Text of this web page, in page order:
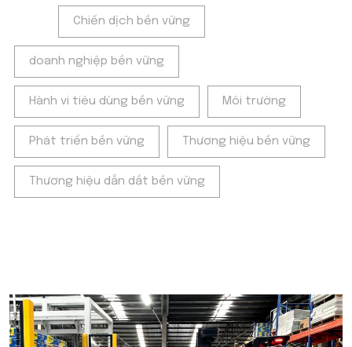
Chiến dịch bền vững
doanh nghiệp bền vững
Hành vi tiêu dùng bền vững Môi trường
Phát triển bền vững Thương hiệu bền vững
Thương hiệu dẫn dắt bền vững